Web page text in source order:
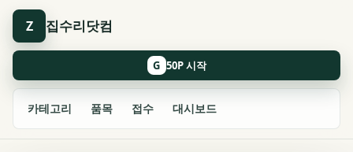
Z 집수리닷컴
카테고리 품목 접수 대시보드
G